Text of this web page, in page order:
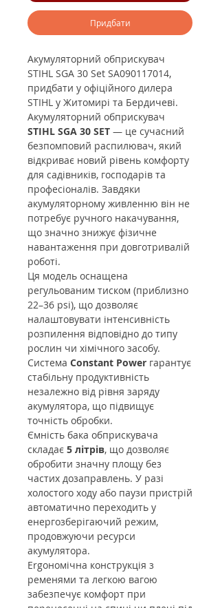
Придбати
Акумуляторний обприскувач
STIHL SGA 30 Set SA090117014,
придбати у офіційного дилера
STIHL у Житомирі та Бердичеві.
Акумуляторний обприскувач
STIHL SGA 30 SET — це сучасний
безпомповий распилювач, який
відкриває новий рівень комфорту
для садівників, господарів та
професіоналів. Завдяки
акумуляторному живленню він не
потребує ручного накачування,
що значно знижує фізичне
навантаження при довготривалій
роботі.
Ця модель оснащена
регульованим тиском (приблизно
22–36 psi), що дозволяє
налаштовувати інтенсивність
розпилення відповідно до типу
рослин чи хімічного засобу.
Система Constant Power гарантує
стабільну продуктивність
незалежно від рівня заряду
акумулятора, що підвищує
точність обробки.
Ємність бака обприскувача
складає 5 літрів, що дозволяє
обробити значну площу без
частих дозаправлень. У разі
холостого ходу або паузи пристрій
автоматично переходить у
енергозберігаючий режим,
продовжуючи ресурси
акумулятора.
Ergономічна конструкція з
ременями та легкою вагою
забезпечує комфорт при